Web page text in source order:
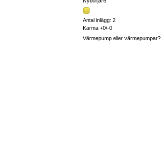
Antal inlägg: 2
Karma +0/-0
Värmepump eller värmepumpar?